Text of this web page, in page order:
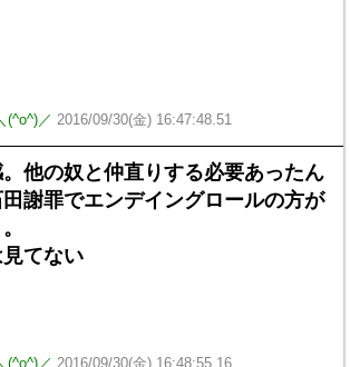
(^o^)／ 2016/09/30(金) 16:47:48.51
他の奴と仲直りする必要あったん
謝罪でエンデイングロールの方が
てない
(^o^)／ 2016/09/30(金) 16:48:55.16